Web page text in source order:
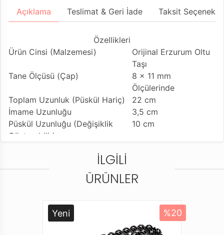
Açıklama Teslimat & Geri İade Taksit
Özellikleri
Ürün Cinsi (Malzemesi)
Orijinal Erzurum Oltu
Taşı
Tane Ölçüsü (Çap)
8 x 11 mm
Ölçülerinde
Toplam Uzunluk (Püskül Hariç)
22 cm
İmame Uzunluğu
3,5 cm
Püskül Uzunluğu (Değişiklik
Gösterebilir)
10 cm
İşleme
925 Ayar Gümüş
Kullanım Özelliği
Günlük Kullanıma
Uygundur
Tekli Çiftli Çekime
İLGILI
ÜRÜNLER
Yeni %20